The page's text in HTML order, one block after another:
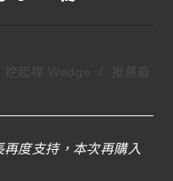
挖起桿 Wedge
度支持，本次再購入